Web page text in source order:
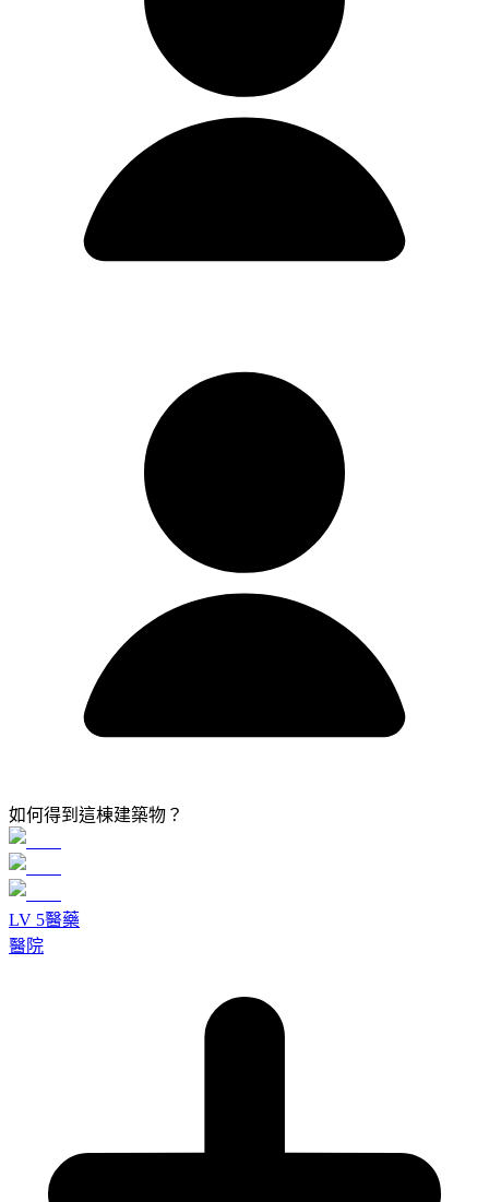
如何得到這棟建築物？
LV 5醫藥
醫院